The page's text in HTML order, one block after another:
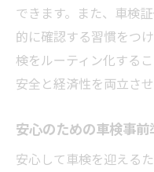
できます。また、車検
的に確認する習慣をつ
検をルーティン化する
安全と経済性を両立さ
安心のための車検事
安心して車検を迎える